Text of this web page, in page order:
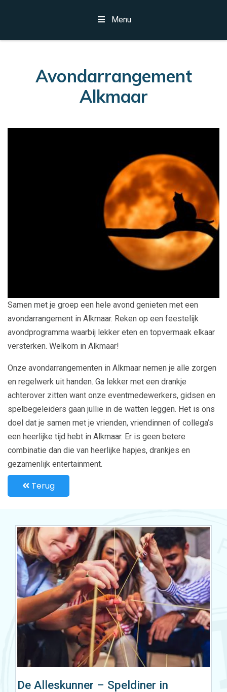
Menu
Avondarrangement
Alkmaar
Samen met je groep een hele avond genieten met een
avondarrangement in Alkmaar. Reken op een feestelijk
avondprogramma waarbij lekker eten en topvermaak elkaar
versterken. Welkom in Alkmaar!
Onze avondarrangementen in Alkmaar nemen je alle zorgen
en regelwerk uit handen. Ga lekker met een drankje
achterover zitten want onze eventmedewerkers, gidsen en
spelbegeleiders gaan jullie in de watten leggen. Het is ons
doel dat je samen met je vrienden, vriendinnen of collega’s
een heerlijke tijd hebt in Alkmaar. Er is geen betere
combinatie dan die van heerlijke hapjes, drankjes en
gezamenlijk entertainment.
Terug
De Alleskunner – Speldiner in